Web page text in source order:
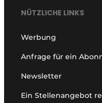
NÜTZLICHE LINKS
Werbung
Anfrage für ein
Newsletter
Ein Stellenangebot